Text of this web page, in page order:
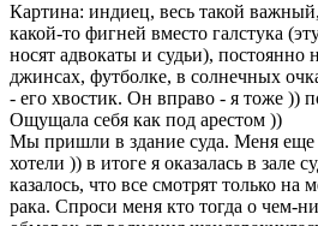
Картина: индиец, весь такой
какой-то фигней вместо галстука
носят адвокаты и судьи), постоянно
джинсах, футболке, в солнечных
- его хвостик. Он вправо - я тоже ))
Ощущала себя как под арестом ))
Мы пришли в здание суда. Меня еще
хотели )) в итоге я оказалась в зале
казалось, что все смотрят только
рака. Спроси меня кто тогда о чем-